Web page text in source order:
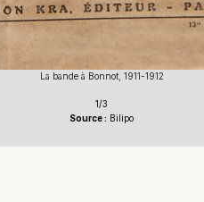
La bande à Bonnot, 1911-1912
1/3
Source : Bilipo